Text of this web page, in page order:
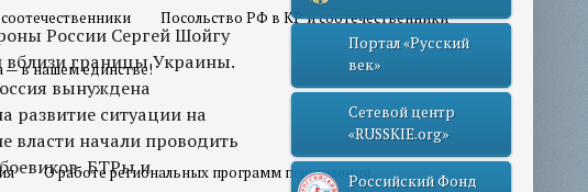
Посольство РФ в КР и соотечественники
— в нашем единстве!
О работе региональных программ переселения
России Сергей Шойгу
вблизи границы Украины.
вынуждена
развитие ситуации на
власти начали проводить
БТРы и
Портал «Русский
век»
Сетевой центр
«RUSSKIE.org»
Российский Фонд